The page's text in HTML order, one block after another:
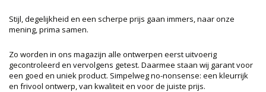
Stijl, degelijkheid en een scherpe prijs gaan immers, naar onze
mening, prima samen.
Zo worden in ons magazijn alle ontwerpen eerst uitvoerig
gecontroleerd en vervolgens getest. Daarmee staan wij garant voor
een goed en uniek product. Simpelweg no-nonsense: een kleurrijk
en frivool ontwerp, van kwaliteit en voor de juiste prijs.